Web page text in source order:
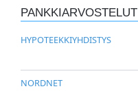
PANKKIARVOSTELUT
HYPOTEEKKIYHDISTYS
NORDNET